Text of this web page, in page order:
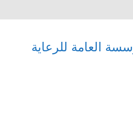
العامة للرعاية